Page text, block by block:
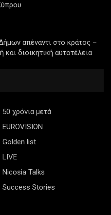
απέναντι στο κράτος –
και διοικητική αυτοτέλεια
50 χρόνια μετά
EUROVISION
Golden list
LIVE
Nicosia Talks
Success Stories